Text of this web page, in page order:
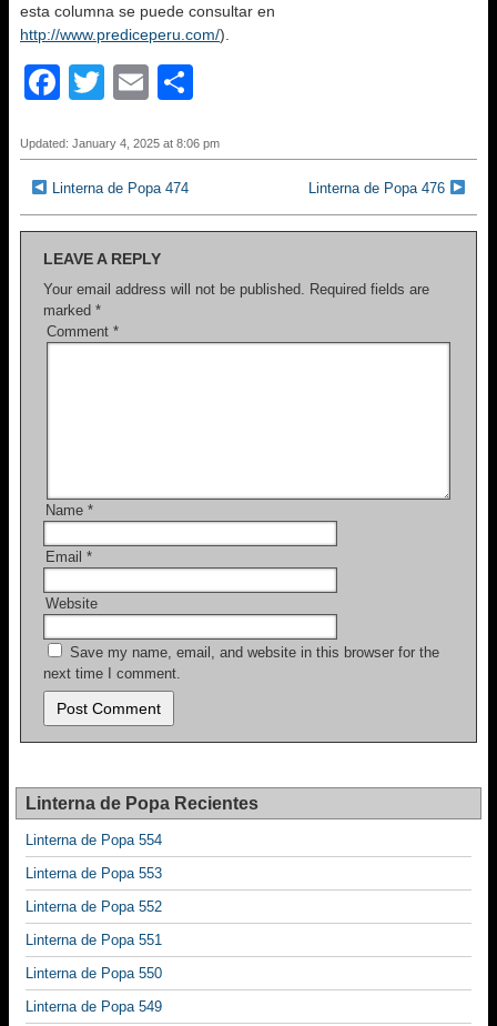
esta columna se puede consultar en
http://www.prediceperu.com/).
F
c
e
b
o
o
k
T
tt
er
E
ail ar
Updated: January 4, 2025 at 8:06 pm
Linterna de Popa 474 Linterna de Popa 476
LEAVE A REPLY
Your email address will not be published.
Required fields are
marked *
Comment *
Name *
Email *
Website
Save my name, email, and website in this browser for the
next time I comment.
Linterna de Popa Recientes
Linterna de Popa 554
Linterna de Popa 553
Linterna de Popa 552
Linterna de Popa 551
Linterna de Popa 550
Linterna de Popa 549